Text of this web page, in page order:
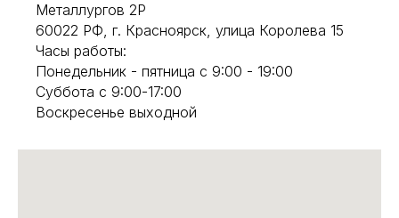
Металлургов 2Р
60022 РФ, г. Красноярск, улица Королева 15
Часы работы:
Понедельник - пятница с 9:00 - 19:00
Суббота с 9:00-17:00
Воскресенье выходной